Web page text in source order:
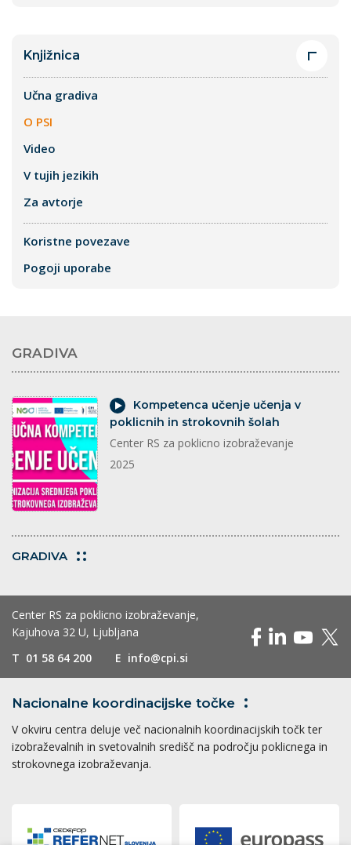
Knjižnica
Učna gradiva
O PSI
Video
V tujih jezikih
Za avtorje
Koristne povezave
Pogoji uporabe
GRADIVA
videoKompetenca učenje učenja v
poklicnih in strokovnih šolah
Center RS za poklicno izobraževanje
2025
GRADIVA
Center RS za poklicno izobraževanje,
Kajuhova 32 U, Ljubljana
T 01 58 64 200 E info@cpi.si
Nacionalne koordinacijske točke
V okviru centra deluje več nacionalnih koordinacijskih točk ter
izobraževalnih in svetovalnih središč na področju poklicnega in
strokovnega izobraževanja.